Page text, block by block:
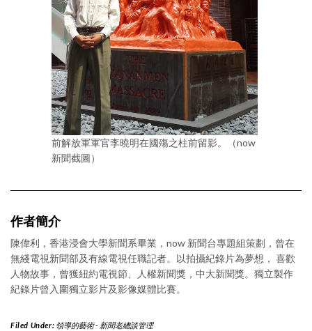
前解放軍軍官李曉明在國殤之柱前留影。（now
新聞截圖）
作者簡介
陳偉利，香港浸會大學新聞系畢業，now 新聞台專題組策劃，曾在
無綫電視新聞部及有線電視任職記者。以拍攝紀錄片為夢想， 喜歡
人物故事，曾獲紐約電視節、人權新聞獎，中大新聞獎。獨立製作
紀錄片曾入圍獨立影片及影像媒體比賽。
Filed Under: 領導的藝術 - 新聞老總談管理